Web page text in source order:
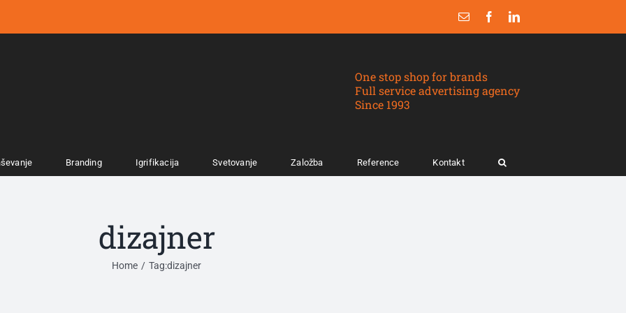
Email FacebookLinkedIn
One stop shop for brands
Full service advertising agency
Since 1993
Branding Igrifikacija Svetovanje Založba Reference Kontakt
dizajner
Home Tag:dizajner